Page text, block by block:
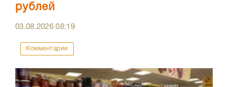
рублей
03.08.202608:19
Комментарии